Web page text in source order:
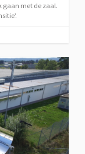
gaan met de zaal.